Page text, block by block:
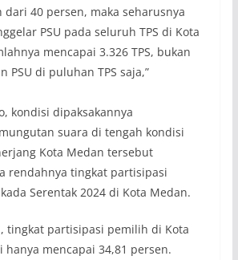
40 persen, maka seharusnya
PSU pada seluruh TPS di Kota
mencapai 3.326 TPS, bukan
PSU di puluhan TPS saja,”
kondisi dipaksakannya
suara di tengah kondisi
Kota Medan tersebut
rendahnya tingkat partisipasi
Serentak 2024 di Kota Medan.
tingkat partisipasi pemilih di Kota
mencapai 34,81 persen.